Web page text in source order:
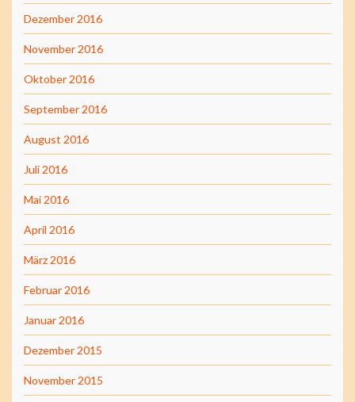
Dezember 2016
November 2016
Oktober 2016
September 2016
August 2016
Juli 2016
Mai 2016
April 2016
März 2016
Februar 2016
Januar 2016
Dezember 2015
November 2015